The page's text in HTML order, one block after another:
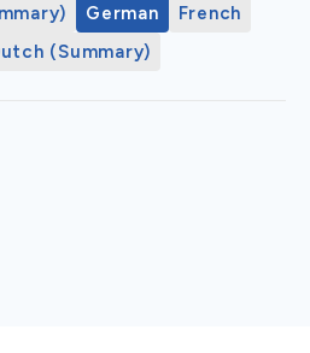
German
French
(Summary)